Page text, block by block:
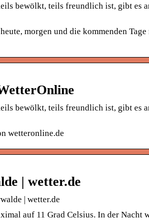
bewölkt, teils freundlich ist, gibt es
morgen und die kommenden
bewölkt, teils freundlich ist, gibt es
wetteronline.de
| wetter.de
| wetter.de
auf 11 Grad Celsius. In der Nacht